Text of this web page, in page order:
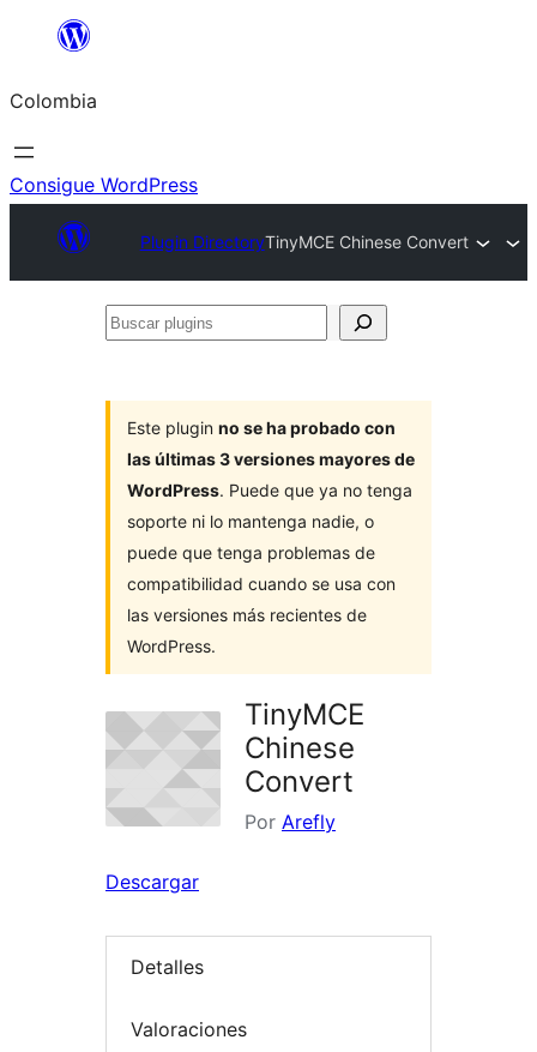
Saltar
contenido
Colombia
Consigue WordPress
Plugin DirectoryTinyMCE Chinese Convert
Buscar
Este plugin no se ha probado con
las últimas 3 versiones mayores de
WordPress. Puede que ya no tenga
soporte ni lo mantenga nadie, o
puede que tenga problemas de
compatibilidad cuando se usa con
las versiones más recientes de
WordPress.
TinyMCE
Chinese
Convert
Por Arefly
Descargar
Detalles
Valoraciones